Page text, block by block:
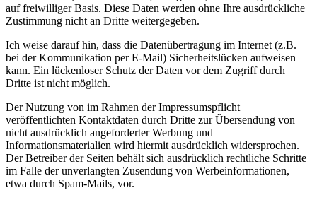
auf freiwilliger Basis. Diese Daten werden ohne Ihre ausdrückliche
Zustimmung nicht an Dritte weitergegeben.
Ich weise darauf hin, dass die Datenübertragung im Internet (z.B.
bei der Kommunikation per E-Mail) Sicherheitslücken aufweisen
kann. Ein lückenloser Schutz der Daten vor dem Zugriff durch
Dritte ist nicht möglich.
Der Nutzung von im Rahmen der Impressumspflicht
veröffentlichten Kontaktdaten durch Dritte zur Übersendung von
nicht ausdrücklich angeforderter Werbung und
Informationsmaterialien wird hiermit ausdrücklich widersprochen.
Der Betreiber der Seiten behält sich ausdrücklich rechtliche Schritte
im Falle der unverlangten Zusendung von Werbeinformationen,
etwa durch Spam-Mails, vor.